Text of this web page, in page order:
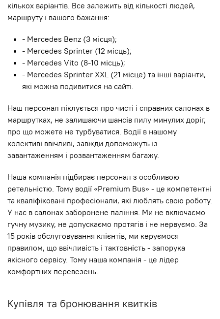
кількох варіантів. Все залежить від кількості людей,
маршруту і вашого бажання:
- Mercedes Benz (3 місця);
- Mercedes Sprinter (12 місць);
- Mercedes Vito (8-10 місць);
- Mercedes Sprinter XXL (21 місце) та інші варіанти,
які можна подивитися на сайті.
Наш персонал піклується про чисті і справних салонах в
маршрутках, не залишаючи шансів пилу минулих доріг,
про що можете не турбуватися. Водії в нашому
колективі ввічливі, завжди допоможуть із
завантаженням і розвантаженням багажу.
Наша компанія підбирає персонал з особливою
ретельністю. Тому водії «Premium Bus» - це компетентні
та кваліфіковані професіонали, які люблять свою роботу.
У нас в салонах заборонене паління. Ми не включаємо
гучну музику, не допускаємо протягів і не нервуємо. За
15 років обслуговування клієнтів, ми керуємося
правилом, що ввічливість і тактовність - запорука
якісного сервісу. Тому наша компанія - це лідер
комфортних перевезень.
Купівля та бронювання квитків